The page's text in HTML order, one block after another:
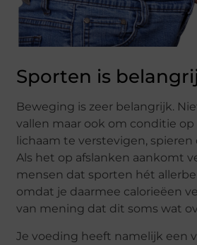
Sporten is
Beweging is zeer belangrijk.
vallen maar ook om conditie
lichaam te verstevigen,
Als het op afslanken aankomt
mensen dat sporten hét
omdat je daarmee calorieëen
van mening dat dit soms wat
Je voeding heeft namelijk een